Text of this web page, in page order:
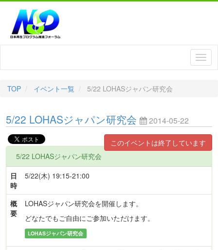
TOP イベント一覧 5/22 LOHASジャパン研究会
5/22 LOHASジャパン研究会 2014-05-22
このイベントは終了しています
5/22 LOHASジャパン研究会
日
時
5/22(木) 19:15-21:00
概
要
LOHASジャパン研究会を開催します。
どなたでもご自由にご参加いただけます。
LOHASジャパン研究会